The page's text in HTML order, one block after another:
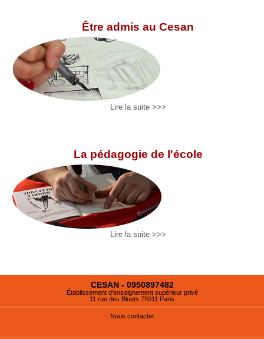
Être admis au Cesan
Lire la suite >>>
La pédagogie de l'école
Lire la suite >>>
CESAN - 0950897482
Établissement d'enseignement supérieur privé
11 rue des Bluets 75011 Paris
Nous contacter